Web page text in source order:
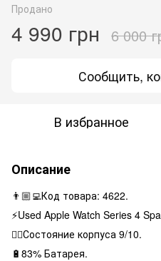
Продано
4 990 грн 6 000
Сообщить,
В избранное
Описание
👨🏼‍💻Код товара: 4622.
⚡️Used Apple Watch Series 4
👌🏻Состояние корпуса 9/10.
🔋83% Батарея.